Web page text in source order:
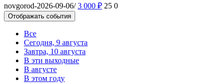
novgorod-2026-09-06/ 3 000 ₽ 25 0
Отображать события
Все
Сегодня, 9 августа
Завтра, 10 августа
В эти выходные
В августе
В этом году